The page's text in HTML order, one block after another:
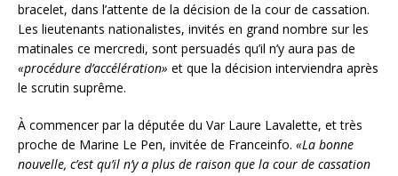
bracelet, dans l’attente de la décision de la cour de cassation.
Les lieutenants nationalistes, invités en grand nombre sur les
matinales ce mercredi, sont persuadés qu’il n’y aura pas de
«procédure d’accélération» et que la décision interviendra après
le scrutin suprême.
À commencer par la députée du Var Laure Lavalette, et très
proche de Marine Le Pen, invitée de Franceinfo. «La bonne
nouvelle, c’est qu’il n’y a plus de raison que la cour de cassation